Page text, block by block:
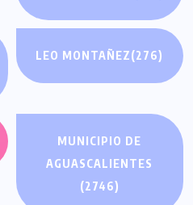
LEO MONTAÑEZ(276)
MUNICIPIO DE
AGUASCALIENTES
(2746)